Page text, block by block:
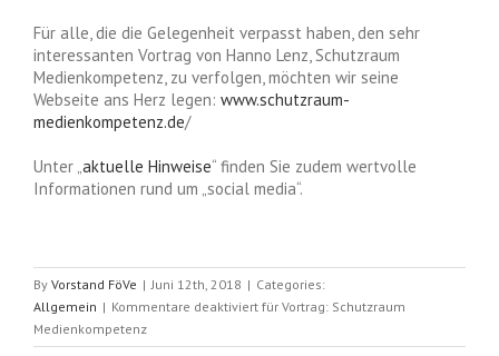
Für alle, die die Gelegenheit verpasst haben, den sehr
interessanten Vortrag von Hanno Lenz, Schutzraum
Medienkompetenz, zu verfolgen, möchten wir seine
Webseite ans Herz legen: www.schutzraum-
medienkompetenz.de/
Unter „aktuelle Hinweise“ finden Sie zudem wertvolle
Informationen rund um „social media“.
By Vorstand FöVe | Juni 12th, 2018 | Categories:
Allgemein | Kommentare deaktiviert für Vortrag: Schutzraum
Medienkompetenz